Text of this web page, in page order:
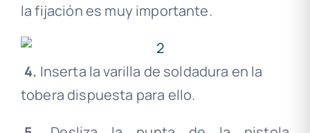
la fijación es muy importante.
4. Inserta la varilla de soldadura en la
tobera dispuesta para ello.